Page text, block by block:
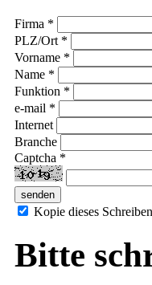
Firma *
PLZ/Ort *
Vorname *
Name *
Funktion *
e-mail *
Internet
Branche
Captcha *
Kopie dieses
Bitte